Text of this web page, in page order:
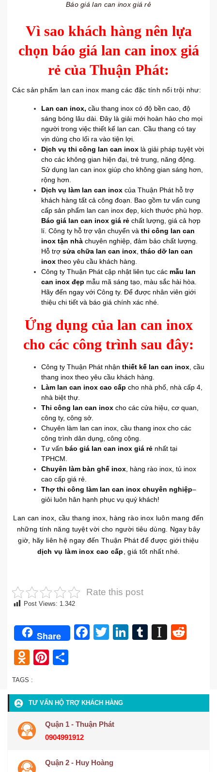
Báo giá lan can inox giá rẻ
Vì sao khách hàng nên lựa
chọn báo giá lan can inox giá
rẻ của Thuận Phát:
Các sản phẩm lan can inox mang các đặc tính nổi trội như:
Lan can inox, cầu thang inox có độ bền cao, độ
sáng bóng lâu dài. Đây là giải mới hoàn hảo cho mọi
người trong việc thiết kế lan can. Cầu thang có tay
vịn dùng cho lối ra vào tiện lợi.
Dịch vụ thi công lan can inox là giải pháp tuyệt vời
cho các không gian hiện đại, trẻ trung, năng động.
Sử dụng lan can inox giúp cho không gian sáng hơn,
rộng hơn.
Dịch vụ làm lan can inox của Thuận Phát hỗ trợ
khách hàng tất cả công đoạn. Bao gồm tư vấn cung
cấp sản phẩm lan can inox đẹp, kích thước phù hợp.
Báo giá lan can inox giá rẻ chất lượng, giá cả hợp
lí. Công ty hỗ trợ vận chuyển và thi công lan can
inox tận nhà chuyên nghiệp, đảm bảo chất lượng.
Hỗ trợ sửa chữa lan can inox, tháo dỡ lan can
inox theo yêu cầu khách hàng.
Công ty Thuận Phát cập nhật liên tục các mẫu lan
can inox đẹp mẫu mã sáng tạo, màu sắc hài hòa.
Hãy đến ngay với Công ty. Để được nhân viên giới
thiệu chi tiết và báo giá chính xác nhé.
Ứng dụng của lan can inox
cho các công trình sau đây:
Công ty Thuận Phát nhận thiết kế lan can inox, cầu
thang inox theo yêu cầu khách hàng.
Làm lan can inox cao cấp cho nhà phố, nhà cấp 4,
nhà biệt thự.
Thi công lan can inox cho các cửa hiệu, cơ quan,
công ty, công sở.
Chuyên làm lan can inox, cầu thang inox cho các
công trình dân dụng, công cộng.
Tư vấn báo giá lan can inox giá rẻ nhất tại
TPHCM.
Chuyên làm bàn ghế inox, hàng rào inox, tủ inox
cao cấp giá rẻ.
Thợ thi công làm lan can inox chuyên nghiệp–
giỏi luôn hân hạnh phục vụ quý khách!
Lan can inox, cầu thang inox, hàng rào inox luôn mang đến
những tính năng tuyệt vời cho người tiêu dùng. Ngay bây
giờ, hãy liên hệ ngay đến Thuận Phát để được giới thiệu
dịch vụ làm inox cao cấp, giá tốt nhất nhé.
Rate this post
Post Views: 1.342
Share Facebook
TwitterLinkedIn
Tumblr
Odnoklassniki
Pinterest
TAGS :
TƯ VẤN HỘ TRỢ KHÁCH HÀNG
Quận 1 - Thuận Phát
0904991912
Quận 2 - Huy Hoàng